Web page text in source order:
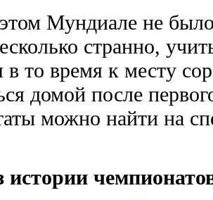
Мундиале не
странно,
в то время к месту
домой после
можно найти на
истории